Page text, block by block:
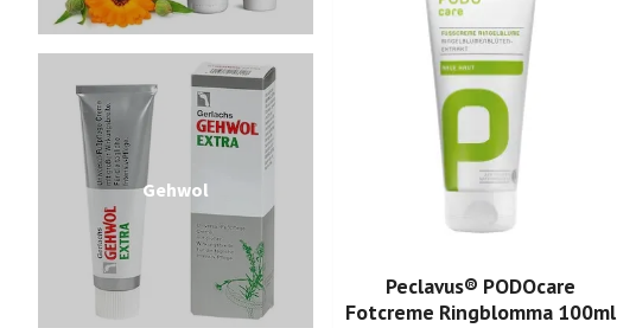
Gehwol
Peclavus® PODOcare
Fotcreme Ringblomma 100ml